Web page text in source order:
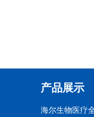
产品展示